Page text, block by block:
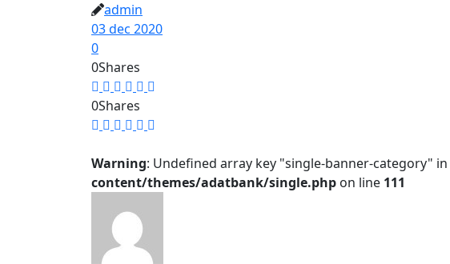
admin
03 dec 2020
0
0Shares
0Shares
Warning: Undefined array key "single-banner-category" in
content/themes/adatbank/single.php on line 111